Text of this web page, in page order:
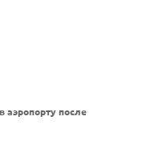
аэропорту после